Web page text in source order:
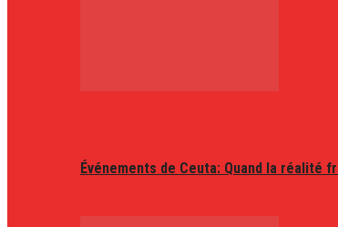
Événements de Ceuta: Quand la réalité